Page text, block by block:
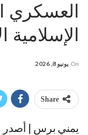
العسكري
الإسلامية
On يونيو 8, 2026
Share
يمني برس | أصدر